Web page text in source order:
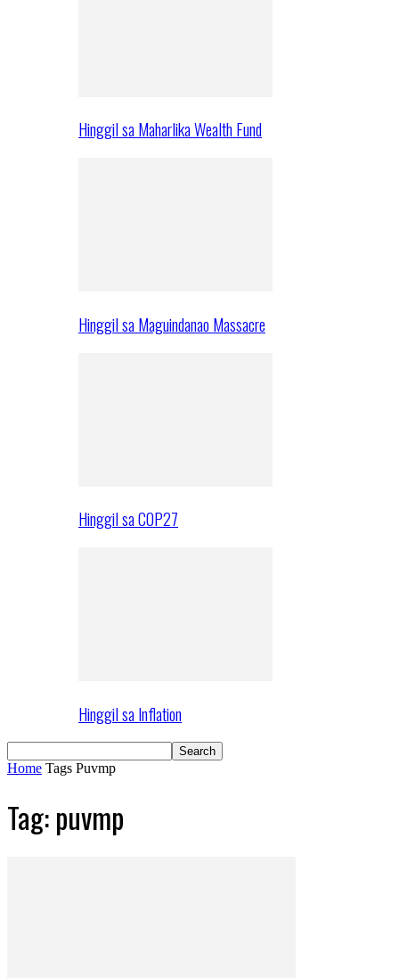
Hinggil sa Maharlika Wealth Fund
Hinggil sa Maguindanao Massacre
Hinggil sa COP27
Hinggil sa Inflation
Home Tags Puvmp
Tag: puvmp